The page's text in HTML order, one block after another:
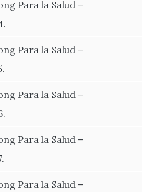
Para la Salud –
Para la Salud –
Para la Salud –
Para la Salud –
Para la Salud –